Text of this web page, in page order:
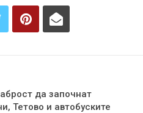
да започнат
Тетово и автобуските